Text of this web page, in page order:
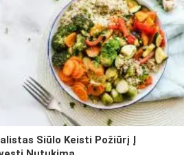
Siūlo Keisti Požiūrį Į